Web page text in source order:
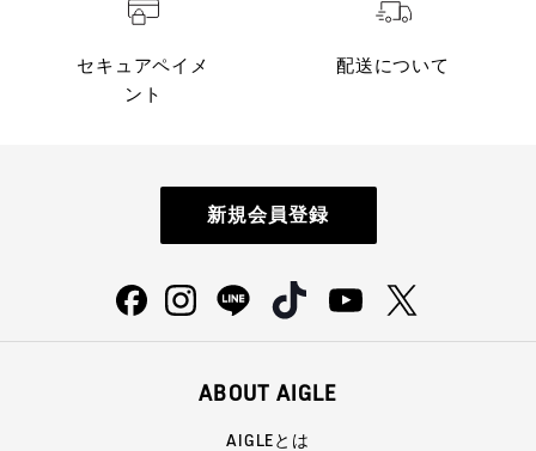
セキュアペイメ
ント
配送について
新規会員登録
ABOUT AIGLE
AIGLEとは